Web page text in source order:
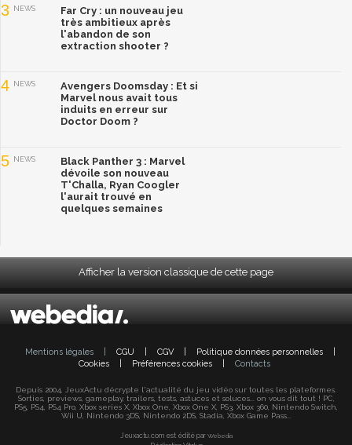
3 NEWS
Far Cry : un nouveau jeu
très ambitieux après
l'abandon de son
extraction shooter ?
4 NEWS
Avengers Doomsday : Et si
Marvel nous avait tous
induits en erreur sur
Doctor Doom ?
5 NEWS
Black Panther 3 : Marvel
dévoile son nouveau
T'Challa, Ryan Coogler
l'aurait trouvé en
quelques semaines
Afficher la version classique de cette page
Mentions légales CGU CGV Politique données personnelles
Cookies
Préférences cookies Contacts
Depuis 2004, JeuxActu décrypte l'actualité du jeu vidéo sur toutes les plateformes.
Sorties, previews, gameplay, trailers, tests, astuces et soluces... on vous dit tout ! PC,
PS5, PS4, PS4 Pro, Xbox series X, Xbox One, Xbox One X, PS3, Xbox 360, Nintendo Switch,
Wii U, Nintendo 3DS, Nintendo 2DS, Stadia, Xbox Game Pass...
Jeuxactu.com est édité par Webedia